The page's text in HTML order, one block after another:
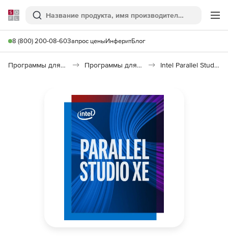
Softline
Поиск
8 (800) 200-08-60Запрос ценыИнферитБлог
Программы для программирования Программы для разработки ПО Intel Parallel Studio XE Composer Edition for C++ and Fortran